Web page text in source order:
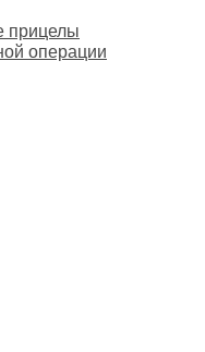
прицелы
операции